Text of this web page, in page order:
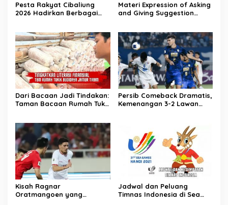
Pesta Rakyat Cibaliung
2026 Hadirkan Berbagai
Materi Expression of Asking
and Giving Suggestion
Dari Bacaan Jadi Tindakan:
Taman Bacaan Rumah Tukik
Ujung Kulon
Persib Comeback Dramatis,
Kemenangan 3-2 Lawan
Kisah Ragnar
Oratmangoen yang
Jadwal dan Peluang
Timnas Indonesia di Sea